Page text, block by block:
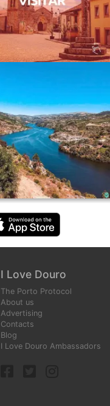
I Love Douro
The Porto Protocol
About us
Advertising
Contacts
Blog
I Love Douro Ambassadors